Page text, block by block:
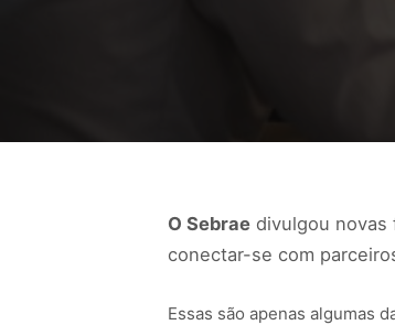
O Sebrae divulgou novas
conectar-se com
Essas são apenas algumas